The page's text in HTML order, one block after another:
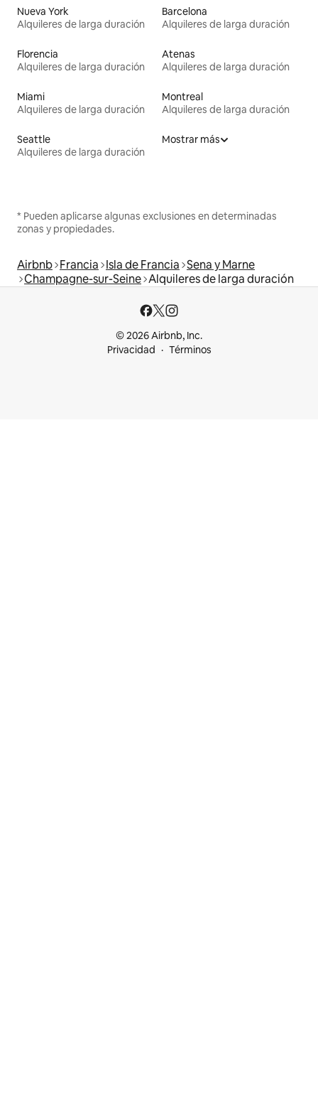
Nueva York
Alquileres de larga duración
Barcelona
Alquileres de larga duración
Florencia
Alquileres de larga duración
Atenas
Alquileres de larga duración
Miami
Alquileres de larga duración
Montreal
Alquileres de larga duración
Seattle
Alquileres de larga duración
Mostrar más
* Pueden aplicarse algunas exclusiones en determinadas
zonas y propiedades.
Airbnb Francia Isla de Francia Sena y Marne
Champagne-sur-Seine Alquileres de larga duración
© 2026 Airbnb, Inc.
Privacidad
Términos